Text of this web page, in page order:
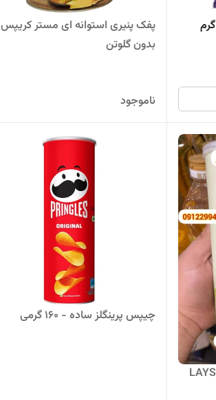
چیپس تاکیس آبی بلو هیت 100 گرم
پفک پنیری استوانه ای مستر کریپس
بدون گلوتن
ناموجود
چیپس پرینگلز ساده - 160 گرمی